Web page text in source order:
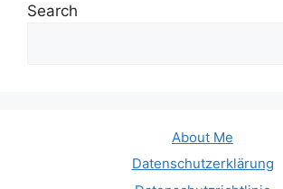
Search
About Me
Datenschutzerklärung